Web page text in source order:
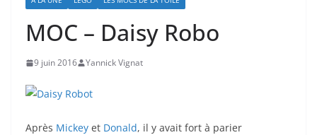
MOC – Daisy Robo
9 juin 2016 Yannick Vignat
Après Mickey et Donald, il y avait fort à parier